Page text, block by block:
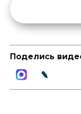
Поделись